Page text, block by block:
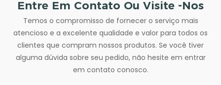
Entre Em Contato Ou Visite -nos
Temos o compromisso de fornecer o serviço mais
atencioso e a excelente qualidade e valor para todos os
clientes que compram nossos produtos. Se você tiver
alguma dúvida sobre seu pedido, não hesite em entrar
em contato conosco.